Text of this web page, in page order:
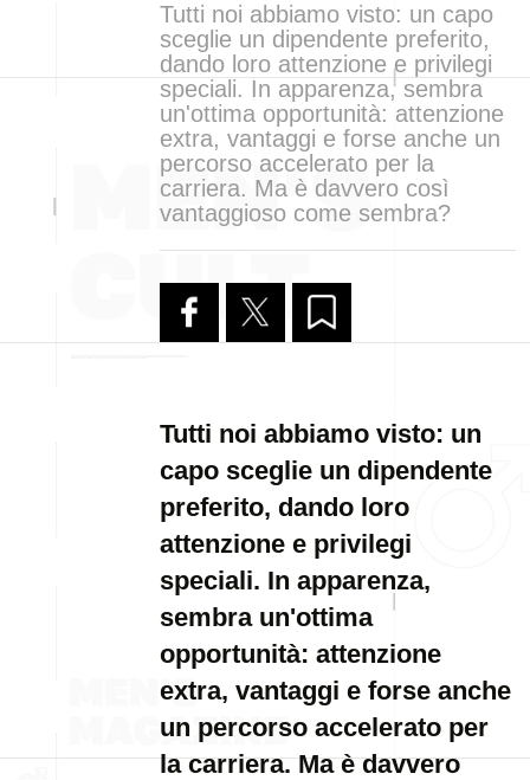
Tutti noi abbiamo visto: un capo
sceglie un dipendente preferito,
dando loro attenzione e privilegi
speciali. In apparenza, sembra
un'ottima opportunità: attenzione
extra, vantaggi e forse anche un
percorso accelerato per la
carriera. Ma è davvero così
vantaggioso come sembra?
Tutti noi abbiamo visto: un
capo sceglie un dipendente
preferito, dando loro
attenzione e privilegi
speciali. In apparenza,
sembra un'ottima
opportunità: attenzione
extra, vantaggi e forse anche
un percorso accelerato per
la carriera. Ma è davvero